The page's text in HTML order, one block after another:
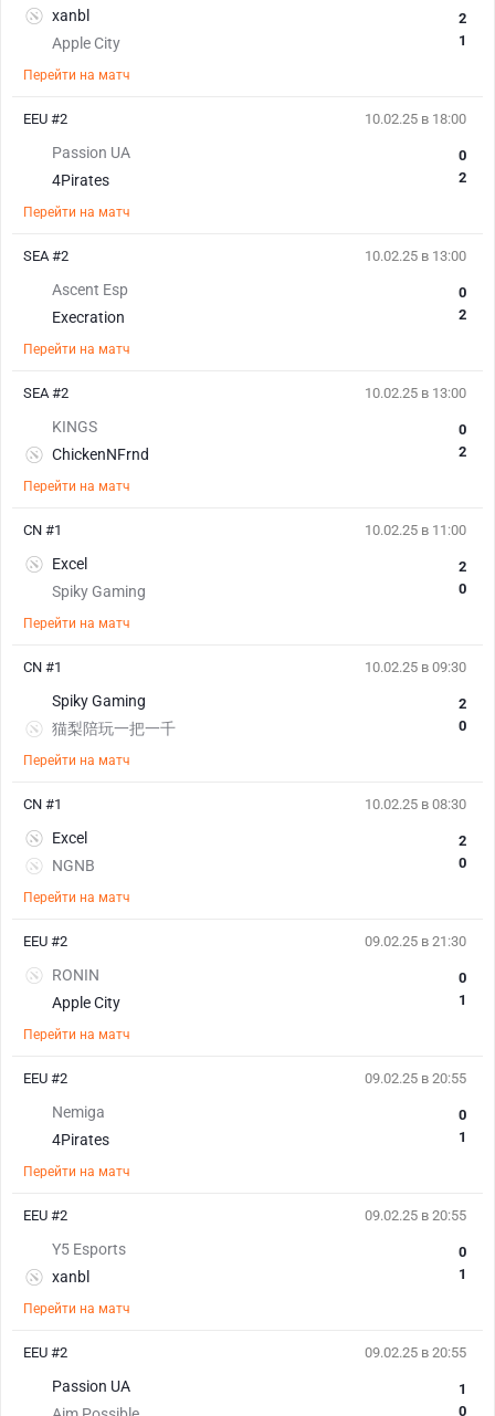
xanbl
Apple City
2
1
Перейти на матч
10.02.25 в 18:00
Passion UA
4Pirates
0
2
Перейти на матч
EEU #2
10.02.25 в 13:00
Ascent Esp
Execration
0
2
Перейти на матч
SEA #2
10.02.25 в 13:00
KINGS
ChickenNFrnd
0
2
Перейти на матч
SEA #2
10.02.25 в 11:00
Excel
Spiky Gaming
2
0
Перейти на матч
CN #1
10.02.25 в 09:30
Spiky Gaming
猫梨陪玩一把一千
2
0
Перейти на матч
CN #1
10.02.25 в 08:30
Excel
NGNB
2
0
Перейти на матч
CN #1
09.02.25 в 21:30
RONIN
Apple City
0
1
Перейти на матч
EEU #2
09.02.25 в 20:55
Nemiga
4Pirates
0
1
Перейти на матч
EEU #2
09.02.25 в 20:55
Y5 Esports
xanbl
0
1
Перейти на матч
EEU #2
09.02.25 в 20:55
Passion UA
1
0
EEU #2